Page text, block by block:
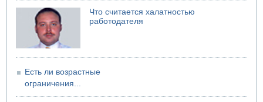
электрической компании
06.08.2026 13:07
Возле Кирьят-Арбы пожар на местности
Что считается халатностью
работодателя
Есть ли возрастные
ограничения...